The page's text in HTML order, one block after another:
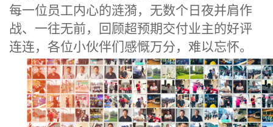
每一位员工内心的涟漪， 无数个日夜并肩作
战、一往无前，回顾超预期交付业主的好评
连连，各位小伙伴们感慨万分，难以忘怀。